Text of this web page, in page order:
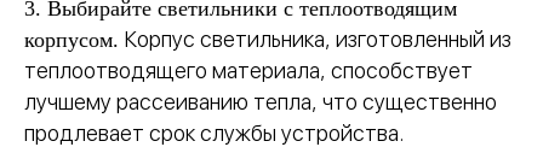
3. Выбирайте светильники с теплоотводящим
корпусом. Корпус светильника, изготовленный из
теплоотводящего материала, способствует
лучшему рассеиванию тепла, что существенно
продлевает срок службы устройства.